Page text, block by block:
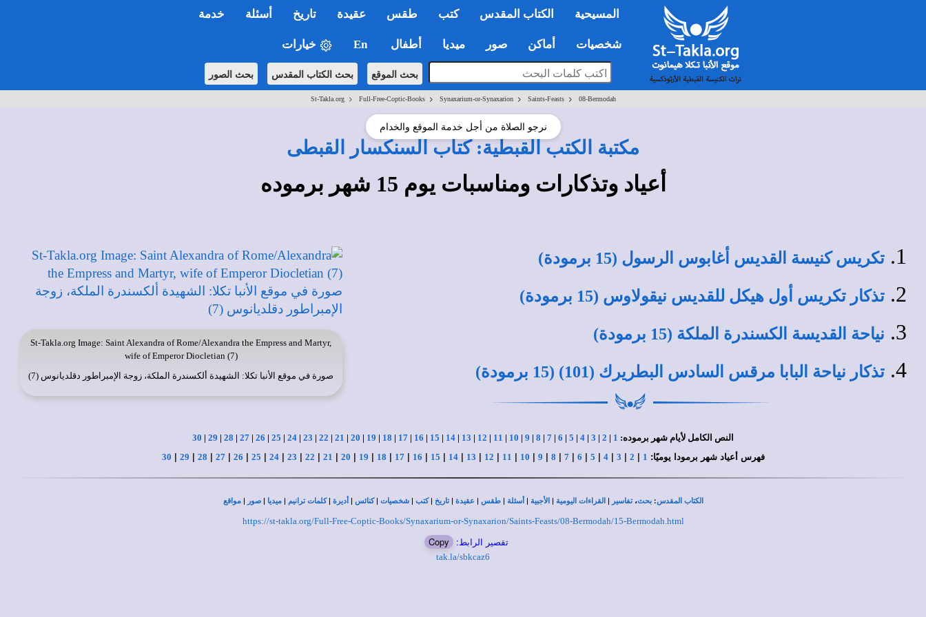
المسيحية الكتاب المقدس كتب طقس عقيدة تاريخ أسئلة خدمة
شخصيات أماكن صور ميديا أطفال En خيارات
بحث الموقع بحث الكتاب المقدس بحث الصور
St-Takla.org> Full-Free-Coptic-Books> Synaxarium-or-Synaxarion> Saints-Feasts> 08-Bermodah
نرجو الصلاة من أجل خدمة الموقع والخدام
مكتبة الكتب القبطية: كتاب السنكسار القبطى
أعياد وتذكارات ومناسبات يوم 15 شهر برموده
St-Takla.org Image: Saint Alexandra of Rome/Alexandra the Empress and Martyr,
wife of Emperor Diocletian (7)
صورة في موقع الأنبا تكلا: الشهيدة ألكسندرة الملكة، زوجة الإمبراطور دقلديانوس (7)
تكريس كنيسة القديس أغابوس الرسول (15 برمودة)
تذكار تكريس أول هيكل للقديس نيقولاوس (15 برمودة)
نياحة القديسة الكسندرة الملكة (15 برمودة)
تذكار نياحة البابا مرقس السادس البطريرك (101) (15 برمودة)
النص الكامل لأيام شهر برموده: 1
|
2
|
3
|
4
|
5
|
6
|
7
|
8
|
9
|
10
|
11
|
12
|
13
|
14
|
15
|
16
|
17
|
18
|
19
|
20
|
21
|
22
|
23
|
24
|
25
|
26
|
27
|
28
|
29
|
30
فهرس أعياد شهر برمودا يوميًا: 1
|
2
|
3
|
4
|
5
|
6
|
7
|
8
|
9
|
10
|
11
|
12
|
13
|
14
|
15
|
16
|
17
|
18
|
19
|
20
|
21
|
22
|
23
|
24
|
25
|
26
|
27
|
28
|
29
|
30
الكتاب المقدس:بحث،تفاسير | القراءات اليومية | الأجبية | أسئلة |طقس | عقيدة |تاريخ |كتب |شخصيات |كنائس | أديرة |كلمات ترانيم |ميديا |صور |مواقع
https://st-takla.org/Full-Free-Coptic-Books/Synaxarium-or-Synaxarion/Saints-Feasts/08-Bermodah/15-Bermodah.html
تقصير الرابط: Copy
tak.la/sbkcaz6